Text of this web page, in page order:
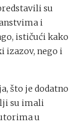
su
i
ističući kako
izazov, nego i
što je dodatno
su imali
u